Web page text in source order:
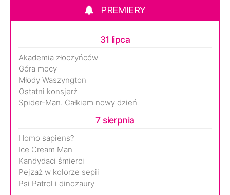
PREMIERY
31 lipca
Akademia złoczyńców
Góra mocy
Młody Waszyngton
Ostatni konsjerż
Spider-Man. Całkiem nowy dzień
7 sierpnia
Homo sapiens?
Ice Cream Man
Kandydaci śmierci
Pejzaż w kolorze sepii
Psi Patrol i dinozaury